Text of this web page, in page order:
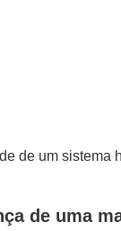
de um sistema
de uma